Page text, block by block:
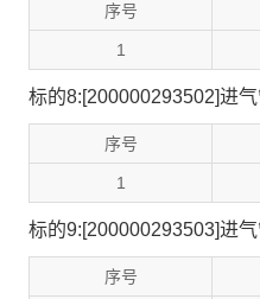
序号
1
标的8:[200000293502]进
序号
1
标的9:[200000293503]进
序号